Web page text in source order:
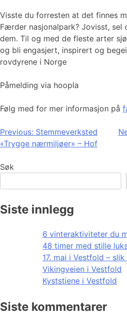
Visste du forresten at det finnes
Færder nasjonalpark? Jovisst, sel
dem. Til og med de fleste arter
og bli engasjert, inspirert og
rovdyrene i Norge
Påmelding via hoopla
Følg med for mer informasjon på
Innleggsnavigasjon
Previous: Stemmeverksted
«Trygge nærmiljøer» – Hof
Søk
Siste innlegg
6 vinteraktiviteter du
48 timer med stille
17. mai i Vestfold –
Vikingveien i Vestfold
Kyststiene i Vestfold
Siste kommentarer